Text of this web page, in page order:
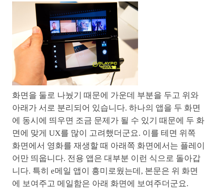
화면을 둘로 나눴기 때문에 가운데 부분을 두고 위와
아래가 서로 분리되어 있습니다. 하나의 앱을 두 화면
에 동시에 띄우면 조금 문제가 될 수 있기 때문에 두 화
면에 맞게 UX를 많이 고려했더군요. 이를 테면 위쪽
화면에서 영화를 재생할 때 아래쪽 화면에서는 플레이
어만 띄웁니다. 전용 앱은 대부분 이런 식으로 돌아갑
니다. 특히 e메일 앱이 흥미로웠는데, 본문은 위 화면
에 보여주고 메일함은 아래 화면에 보여주더군요.